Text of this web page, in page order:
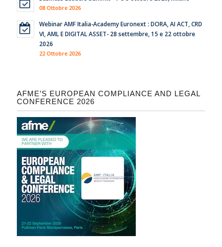
08 Ottobre 2026
Webinar AMF Italia-Academy Euronext : DORA, AI ACT, CRD
VI, AML E DIGITAL ASSET- 28 settembre, 15 e 22 ottobre
2026
22 Ottobre 2026
AFME’S EUROPEAN COMPLIANCE AND LEGAL
CONFERENCE 2026